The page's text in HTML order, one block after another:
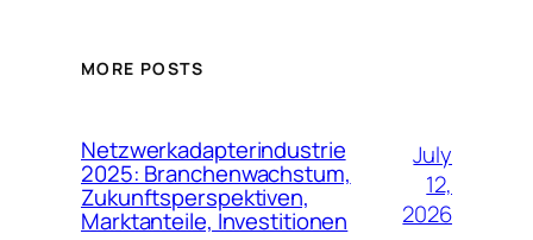
MORE POSTS
Netzwerkadapterindustrie
2025: Branchenwachstum,
Zukunftsperspektiven,
Marktanteile, Investitionen
July
12,
2026